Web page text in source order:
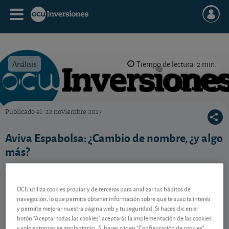
Análisis Tiempo de lectura: 2 min.
Publicado el 22 noviembre 2017
Aviva Espabolsa: ¿Cambio de nombre, ¿y algo
más?
El Aviva Espabolsa pasa a llamarse Santalucía
Contenido reservado a SOCIOS
OCU utiliza cookies propias y de terceros para analizar tus hábitos de
navegación, lo que permite obtener información sobre qué te suscita interés
y permite mejorar nuestra página web y tu seguridad. Si haces clic en el
botón "Aceptar todas las cookies" aceptarás la implementación de las cookies